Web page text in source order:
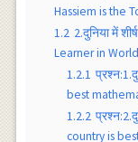
Hassiem is the
1.2 2.दुनिया में
Learner in
1.2.1
best
1.2.2
country is